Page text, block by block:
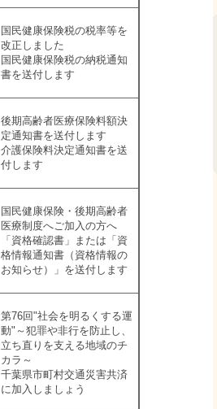
​国民健康保険税の税率等を
改正しました
国民健康保険税の納税通知
書を送付します
​後期高齢者医療保険料額決
定通知書を送付します
介護保険料決定通知書を送
付します
国民健康保険・後期高齢者
医療制度へご加入の方へ
「資格確認書」または「資
格情報通知書（資格情報の
お知らせ）」を送付します
第76回"社会を明るくする運
動"～犯罪や非行を防止し、
立ち直りを支える地域のチ
カラ～
千葉県市町村交通災害共済
に加入しましょう